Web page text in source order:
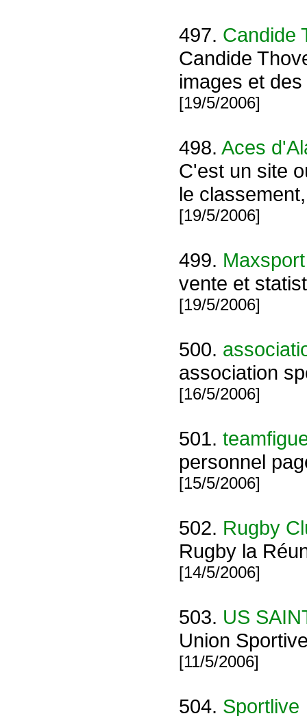
497. Candide
Candide
images et
[19/5/2006]
498. Aces
C'est un site
le
[19/5/2006]
499. Maxsport
vente et
[19/5/2006]
500.
association
[16/5/2006]
501.
personnel
[15/5/2006]
502. Rugby
Rugby la
[14/5/2006]
503. US
Union
[11/5/2006]
504. Sportlive